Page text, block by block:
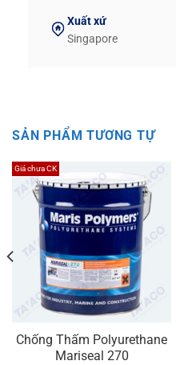
Xuất xứ
Singapore
SẢN PHẨM TƯƠNG TỰ
Giá chưa CK
Chống Thấm Polyurethane
Mariseal 270